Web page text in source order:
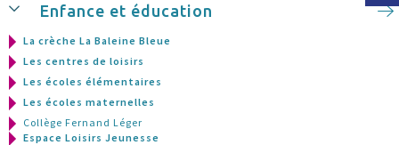
Enfance et éducation
La crèche La Baleine Bleue
Les centres de loisirs
Les écoles élémentaires
Les écoles maternelles
Collège Fernand Léger
Espace Loisirs Jeunesse